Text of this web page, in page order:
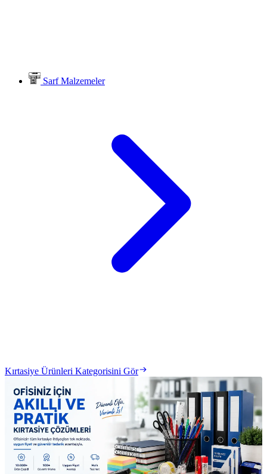
Sarf Malzemeler
Kırtasiye Ürünleri Kategorisini Gör